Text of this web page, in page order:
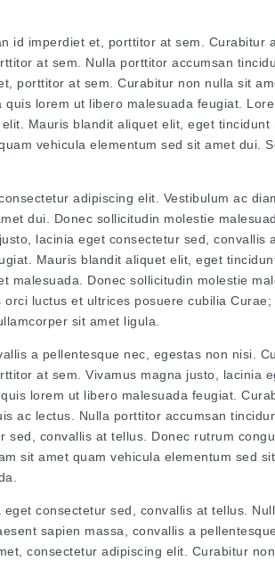
id imperdiet et, porttitor at sem. Curabitur
at sem. Nulla porttitor accumsan
porttitor at sem. Curabitur non nulla sit
quis lorem ut libero malesuada feugiat.
Mauris blandit aliquet elit, eget tincidunt
vehicula elementum sed sit amet dui.
adipiscing elit. Vestibulum ac
dui. Donec sollicitudin molestie
lacinia eget consectetur sed, convallis
Mauris blandit aliquet elit, eget
malesuada. Donec sollicitudin molestie
luctus et ultrices posuere cubilia Curae;
sit amet ligula.
a pellentesque nec, egestas non nisi.
at sem. Vivamus magna justo, lacinia
lorem ut libero malesuada feugiat.
ac lectus. Nulla porttitor accumsan
sed, convallis at tellus. Donec rutrum
sit amet quam vehicula elementum sed
consectetur sed, convallis at tellus.
sapien massa, convallis a
consectetur adipiscing elit. Curabitur